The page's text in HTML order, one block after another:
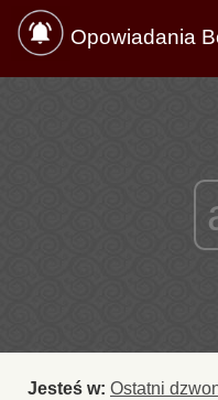
Opowiadania
Jesteś w: Ostatni